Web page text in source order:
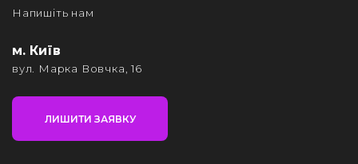
Напишіть нам
м. Київ
вул. Марка Вовчка, 16
ЛИШИТИ ЗАЯВКУ